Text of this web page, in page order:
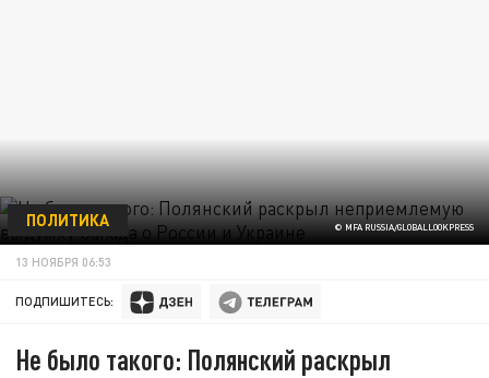
© MFA RUSSIA/GLOBALLOOKPRESS
ПОЛИТИКА
13 НОЯБРЯ 06:53
ПОДПИШИТЕСЬ:
Не было такого: Полянский раскрыл